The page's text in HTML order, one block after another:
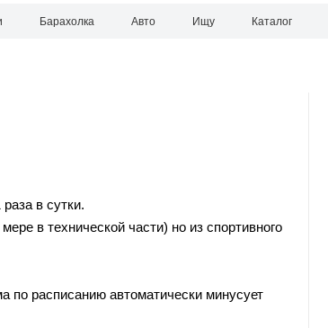
Барахолка Авто Ищу Каталог
в сутки.
в технической части) но из спортивного
по расписанию автоматически минусует